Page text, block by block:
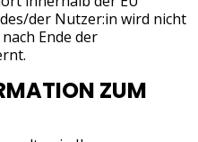
der Nutzer:in wird nicht
Ende der
ZUM